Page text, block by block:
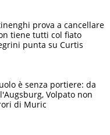
prova a cancellare
tiene tutti col fiato
punta su Curtis
è senza portiere: da
Volpato non
di Muric